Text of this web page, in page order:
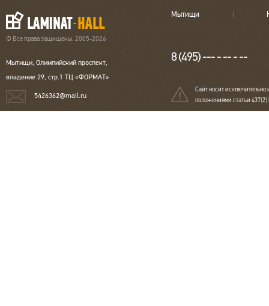
© Все права защищены. 2005-2026
Мытищи, Олимпийский проспект,
владение 29, стр.1 ТЦ «ФОРМАТ»
5426362@mail.ru
Мытищи
8 (495) --- - -- - --
Сайт носит исключительно
положениями статьи